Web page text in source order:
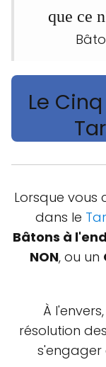
que ce
Le
Lorsque vous
dans le
Bâtons à
NON, ou un
À
résolution
s'engager